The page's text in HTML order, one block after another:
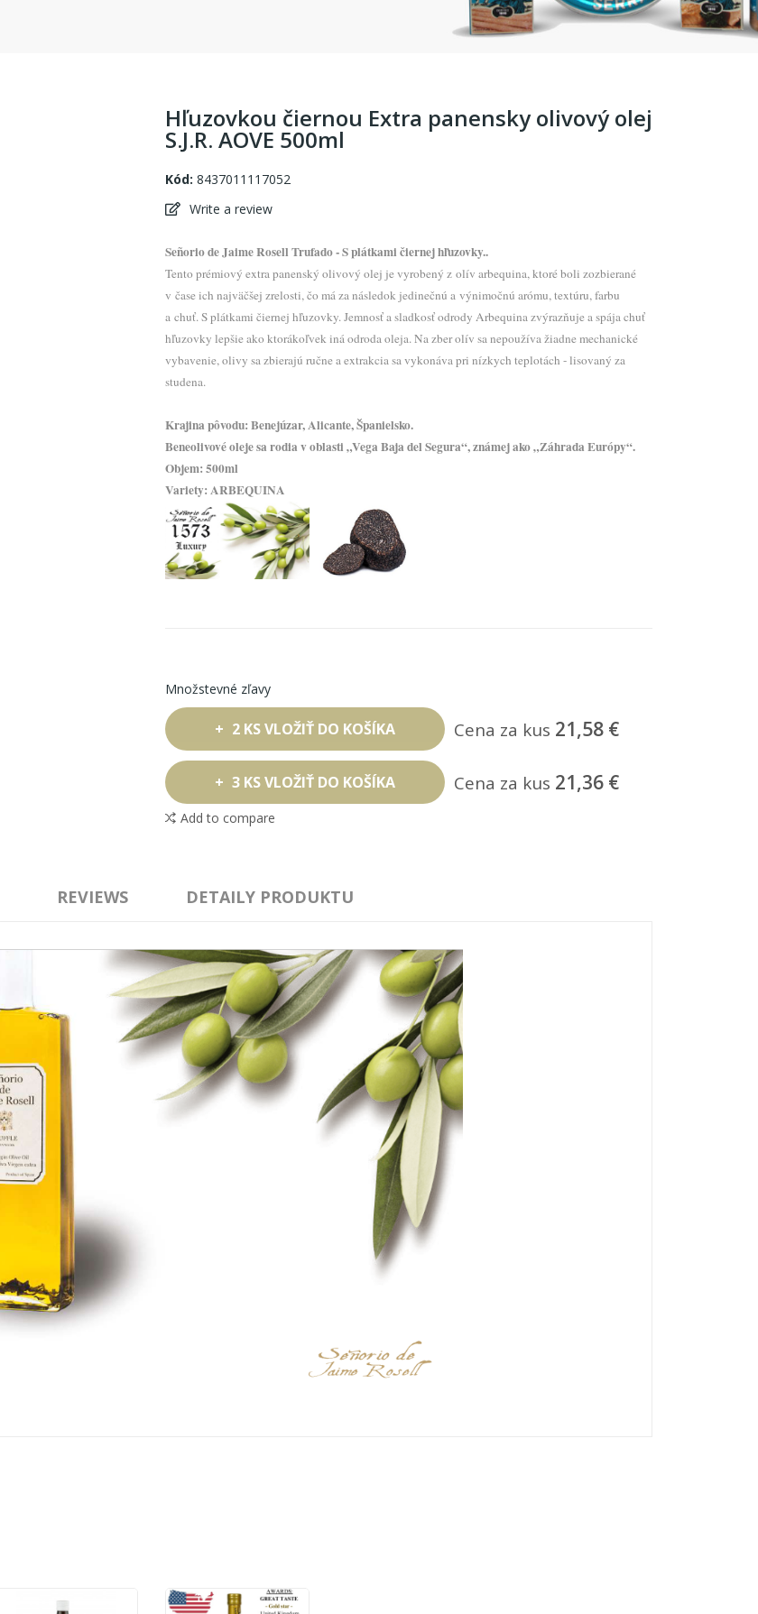
Hľuzovkou čiernou Extra panensky olivový olej
S.J.R. AOVE 500ml
Kód: 8437011117052
Write a review
Señorio de Jaime Rosell Trufado - S plátkami čiernej hľuzovky..
Tento prémiový extra panenský olivový olej je vyrobený z olív arbequina, ktoré boli zozbierané
v čase ich najväčšej zrelosti, čo má za následok jedinečnú a výnimočnú arómu, textúru, farbu
a chuť. S plátkami čiernej hľuzovky. Jemnosť a sladkosť odrody Arbequina zvýrazňuje a spája chuť
hľuzovky lepšie ako ktorákoľvek iná odroda oleja. Na zber olív sa nepoužíva žiadne mechanické
vybavenie, olivy sa zbierajú ručne a extrakcia sa vykonáva pri nízkych teplotách - lisovaný za
studena.
Krajina pôvodu: Benejúzar, Alicante,Španielsko.
Beneolivové oleje sa rodia v oblasti „Vega Baja del Segura“, známej ako „Záhrada Európy“.
Objem: 500ml
Variety: ARBEQUINA
Množstevné zľavy
2 KS VLOŽIŤ DO KOŠÍKA Cena za kus 21,58 €
3 KS VLOŽIŤ DO KOŠÍKA Cena za kus 21,36 €
Add to compare
REVIEWS DETAILY PRODUKTU